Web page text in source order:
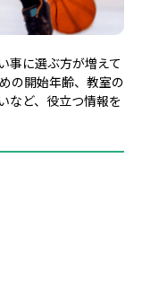
事に選ぶ方が増えて
の開始年齢、教室の
など、役立つ情報を